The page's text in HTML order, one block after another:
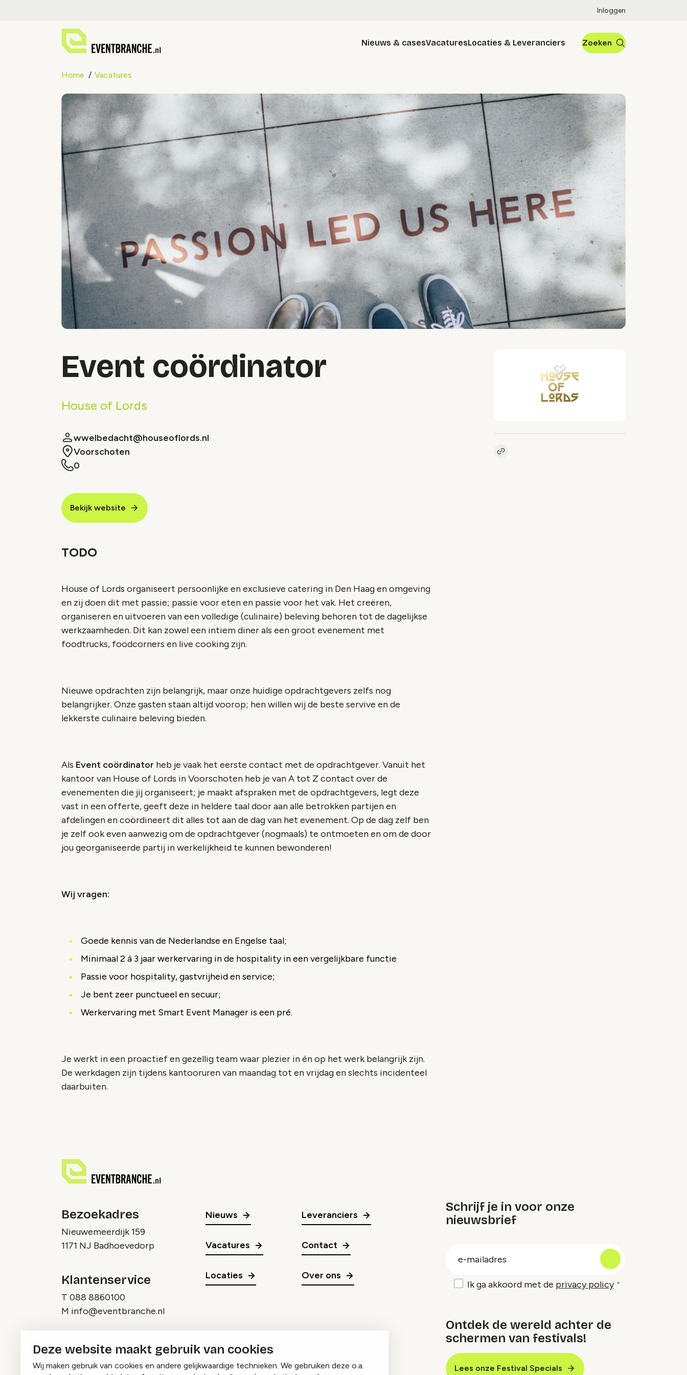
Deze website maakt gebruik van cookies
Wij maken gebruik van cookies en andere gelijkwaardige technieken. We gebruiken deze o.a.
Inloggen
Nieuws & casesVacaturesLocaties & Leveranciers Zoeken
Home Vacatures
Event coördinator
House of Lords
wwelbedacht@houseoflords.nl
Voorschoten
0
Bekijk website
Kopieer link naar vacature
TODO
House of Lords organiseert persoonlijke en exclusieve catering in Den Haag en omgeving
en zij doen dit met passie; passie voor eten en passie voor het vak. Het creëren,
organiseren en uitvoeren van een volledige (culinaire) beleving behoren tot de dagelijkse
werkzaamheden. Dit kan zowel een intiem diner als een groot evenement met
foodtrucks, foodcorners en live cooking zijn.
Nieuwe opdrachten zijn belangrijk, maar onze huidige opdrachtgevers zelfs nog
belangrijker. Onze gasten staan altijd voorop; hen willen wij de beste servive en de
lekkerste culinaire beleving bieden.
Als Event coördinator heb je vaak het eerste contact met de opdrachtgever. Vanuit het
kantoor van House of Lords in Voorschoten heb je van A tot Z contact over de
evenementen die jij organiseert; je maakt afspraken met de opdrachtgevers, legt deze
vast in een offerte, geeft deze in heldere taal door aan alle betrokken partijen en
afdelingen en coördineert dit alles tot aan de dag van het evenement. Op de dag zelf ben
je zelf ook even aanwezig om de opdrachtgever (nogmaals) te ontmoeten en om de door
jou georganiseerde partij in werkelijkheid te kunnen bewonderen!
Wij vragen:
Goede kennis van de Nederlandse en Engelse taal;
Minimaal 2 á 3 jaar werkervaring in de hospitality in een vergelijkbare functie
Passie voor hospitality, gastvrijheid en service;
Je bent zeer punctueel en secuur;
Werkervaring met Smart Event Manager is een pré.
Je werkt in een proactief en gezellig team waar plezier in én op het werk belangrijk zijn.
De werkdagen zijn tijdens kantooruren van maandag tot en vrijdag en slechts incidenteel
daarbuiten.
Bezoekadres
Nieuwemeerdijk 159
1171 NJ Badhoevedorp
Klantenservice
T 088 8860100
M info@eventbranche.nl
Nieuws
Vacatures
Locaties
Leveranciers
Contact
Over ons
Schrijf je in voor onze
nieuwsbrief
Ik ga akkoord met de privacy policy
Ontdek de wereld achter de
schermen van festivals!
Lees onze Festival Specials